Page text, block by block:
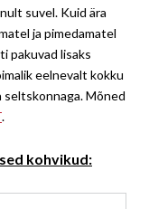
suvel. Kuid ära
ja pimedamatel
pakuvad lisaks
eelnevalt kokku
Mõned
.
kohvikud: